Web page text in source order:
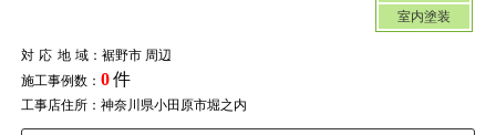
室内塗装
対応地域：裾野市 周辺
施工事例数： 0件
工事店住所：神奈川県小田原市堀之内